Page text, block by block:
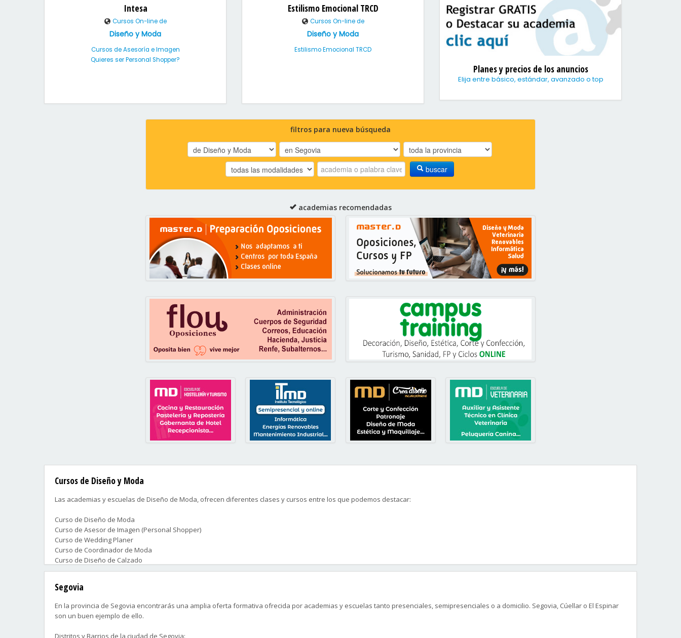
Intesa
Cursos On-line de
Diseño y Moda
Cursos de Asesoría e Imagen
Quieres ser Personal Shopper?
Estilismo Emocional TRCD
Cursos On-line de
Diseño y Moda
Estilismo Emocional TRCD
Planes y precios de los anuncios
Elija entre básico, estándar, avanzado o top
filtros para nueva búsqueda
buscar
academias recomendadas
Cursos de Diseño y Moda
Las academias y escuelas de Diseño de Moda, ofrecen diferentes clases y cursos entre los que podemos destacar:
Curso de Diseño de Moda
Curso de Asesor de Imagen (Personal Shopper)
Curso de Wedding Planer
Curso de Coordinador de Moda
Curso de Diseño de Calzado
Curso de Diseño de Complementos...
Cursos que te preparan profesionalmente para poder ocupar un puesto de trabajo en el mundo de la moda.
Contacta ahora con las academias que más te convengan y aprovecha lo antes posible tu curso.
Segovia
En la provincia de Segovia encontrarás una amplia oferta formativa ofrecida por academias y escuelas tanto presenciales, semipresenciales o a domicilio. Segovia, Cúellar o El Espinar
son un buen ejemplo de ello.
Distritos y Barrios de la ciudad de Segovia: